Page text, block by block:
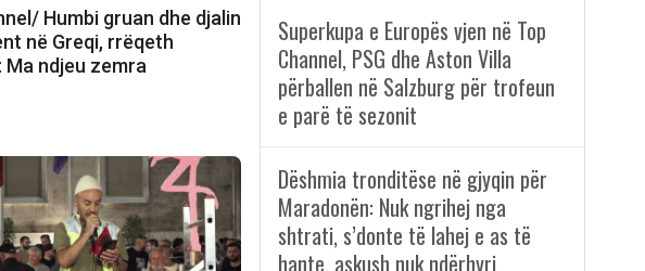
Humbi gruan dhe djalin
në Greqi, rrëqeth
Ma ndjeu zemra
Superkupa e Europës vjen në Top
Channel, PSG dhe Aston Villa
përballen në Salzburg për trofeun
e parë të sezonit
Dëshmia tronditëse në gjyqin për
Maradonën: Nuk ngrihej nga
shtrati, s’donte të lahej e as të
hante, askush nuk ndërhyri